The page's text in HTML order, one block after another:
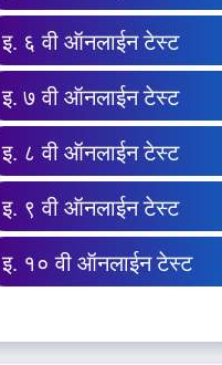
इ. ६ वी ऑनलाईन टेस्ट
इ. ७ वी ऑनलाईन टेस्ट
इ. ८ वी ऑनलाईन टेस्ट
इ. ९ वी ऑनलाईन टेस्ट
इ. १० वी ऑनलाईन टेस्ट